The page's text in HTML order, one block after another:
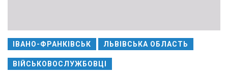
ІВАНО-ФРАНКІВСЬК ЛЬВІВСЬКА ОБЛАСТЬ
ВІЙСЬКОВОСЛУЖБОВЦІ